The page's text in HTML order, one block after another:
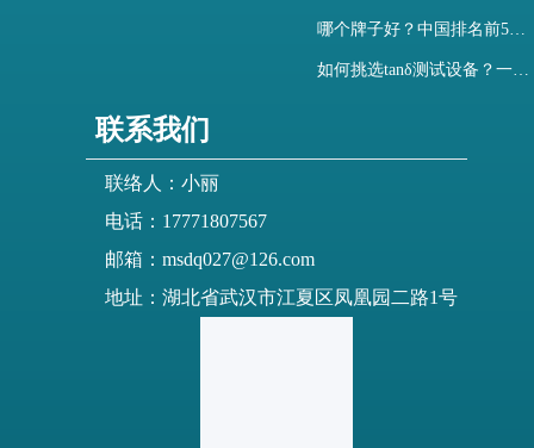
哪个牌子好？中国排名前5介质损耗测试仪选型对比快速解决测量难题
如何挑选tanδ测试设备？一文掌握高压介质损耗测试仪采购核心
联系我们
联络人：小丽
电话：17771807567
邮箱：msdq027@126.com
地址：湖北省武汉市江夏区凤凰园二路1号